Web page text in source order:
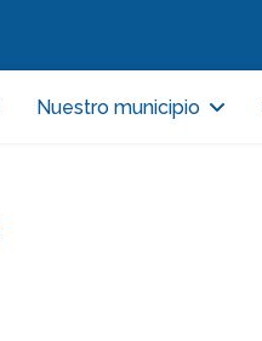
Nuestro municipio